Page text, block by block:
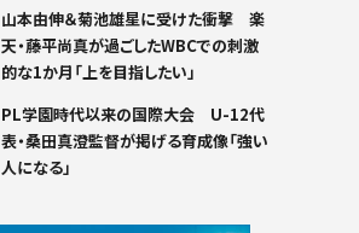
山本由伸＆菊池雄星に受けた衝撃 楽
天・藤平尚真が過ごしたWBCでの刺激
的な1か月「上を目指したい」
PL学園時代以来の国際大会 U-12代
表・桑田真澄監督が掲げる育成像「強い
人になる」